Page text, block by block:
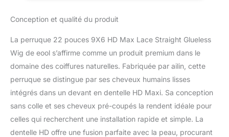
personnalisables. Vous
quotidien (sa conception
légère et respirante, ainsi
que son application sans
colle, la rendent parfaite
au quotidien) ; pour des
comme les mariages, les
galas ou les fêtes ; au
travail ou en réunion ; à
Conception et qualité du produit
La perruque 22 pouces 9X6 HD Max Lace Straight Glueless
Wig de eool s’affirme comme un produit premium dans le
domaine des coiffures naturelles. Fabriquée par ailin, cette
perruque se distingue par ses cheveux humains lisses
intégrés dans un devant en dentelle HD Maxi. Sa conception
sans colle et ses cheveux pré-coupés la rendent idéale pour
celles qui recherchent une installation rapide et simple. La
dentelle HD offre une fusion parfaite avec la peau, procurant